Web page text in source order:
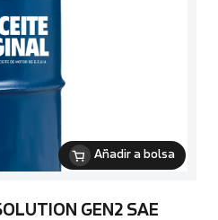
Añadir a bolsa
GEN2 SAE